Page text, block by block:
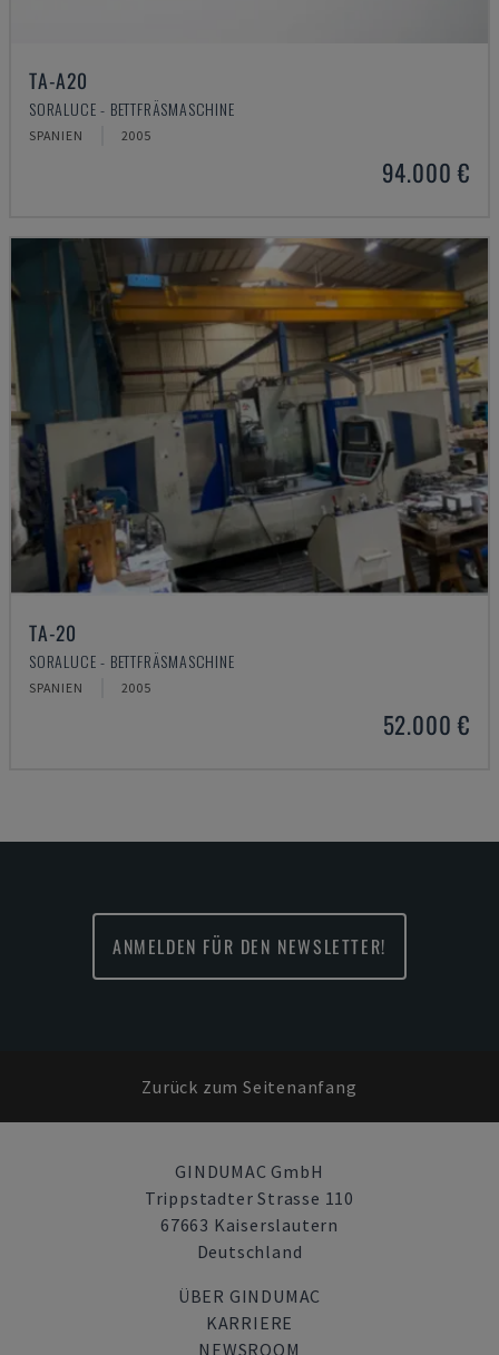
TA-A20
SORALUCE - BETTFRÄSMASCHINE
SPANIEN 2005
94.000 €
TA-20
SORALUCE - BETTFRÄSMASCHINE
SPANIEN 2005
52.000 €
ANMELDEN FÜR DEN NEWSLETTER!
Zurück zum Seitenanfang
GINDUMAC GmbH
Trippstadter Strasse 110
67663 Kaiserslautern
Deutschland
ÜBER GINDUMAC
KARRIERE
NEWSROOM